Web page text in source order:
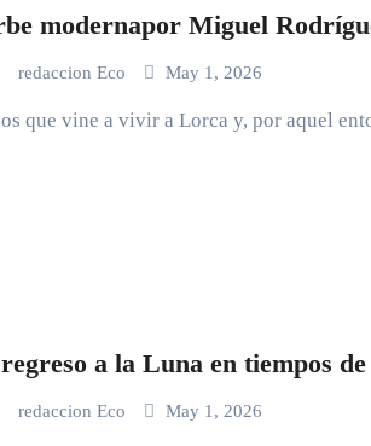
modernapor Miguel
redaccion Eco May 1, 2026
que vine a vivir a Lorca y, por aquel
a la Luna en tiempos
redaccion Eco May 1, 2026